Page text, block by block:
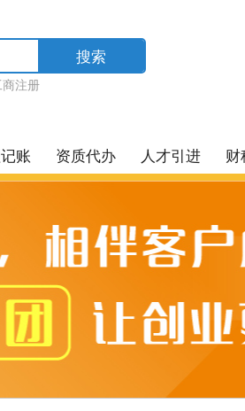
搜索
商注册
账 资质代办 人才引进